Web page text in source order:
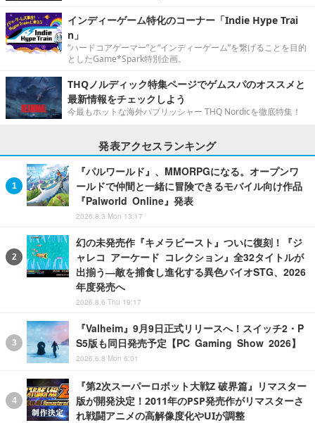
インディーゲーム特化のコーナー「Indie Hype Trai
n」
“ハードコアゲーマー”と“インディーゲーム”を繋げることを目的
としたGame*Spark特別企画。
THQノルディック特集ページでゲムスパのオススメと
最新情報をチェックしよう
今最もホットな海外パブリッシャー THQ Nordicを徹底特集！
発表アクセスランキング
『パルワールド』、MMORPGになる。オープンワ
ールドで仲間と一緒に冒険できるモバイル向け作品
『Palworld Online』発表
2026.8.3 Mon 13:17
幻の未発売作『キメラビースト』ついに復刻！『ジ
ャレコ アーケード コレクション』全32タイトルが
出揃う―敵を捕食し進化する異色バイオSTG、2026
年度発売へ
2026.8.6 Thu 19:17
『Valheim』9月9日正式リリースへ！スイッチ2・P
S5版も同日発売予定【PC Gaming Show 2026】
2026.6.8 Mon 6:01
『第2次スーパーロボット大戦Z 破界篇』リマスター
版が開発決定！2011年のPSP発売作がリマスターさ
れ戦闘アニメの高解像度化やUIが調整